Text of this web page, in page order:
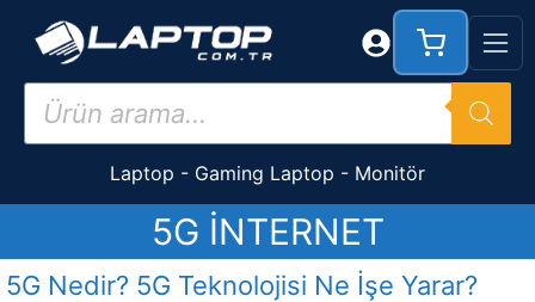
Products
search
Laptop - Gaming Laptop - Monitör
5G INTERNET
5G Nedir? 5G Teknolojisi Ne İşe Yarar?